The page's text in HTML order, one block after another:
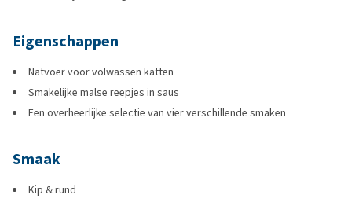
Eigenschappen
Natvoer voor volwassen katten
Smakelijke malse reepjes in saus
Een overheerlijke selectie van vier verschillende smaken
Smaak
Kip & rund